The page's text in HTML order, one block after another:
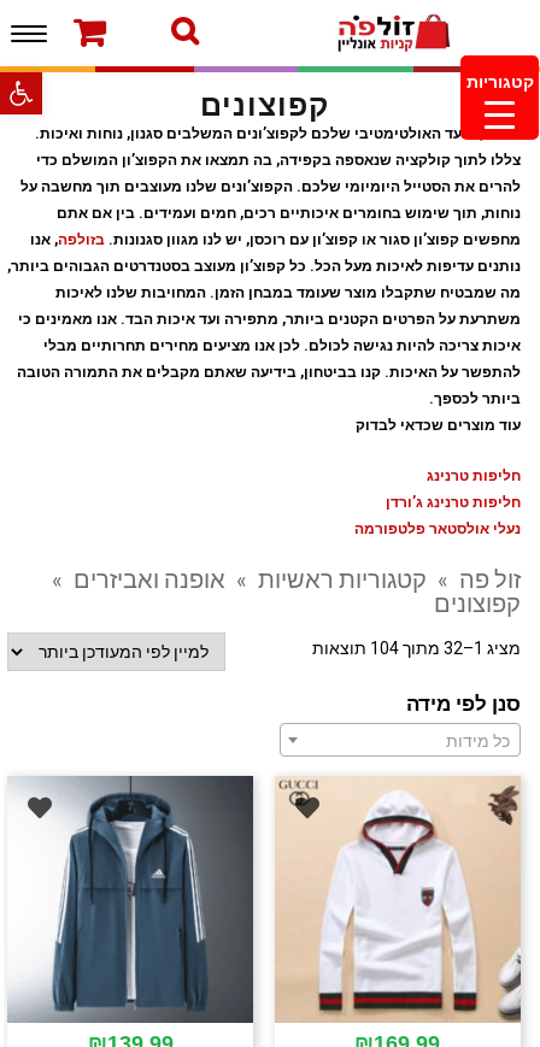
פתח
ברוכים הבאים לחנות של זולפה!
עמוד הבית
משלוחים והחזרות
מוצרים חדשים
צור קשר
מעקב הזמנות
מינימום הזמנה 99.99 ש”ח – משלוח חינם ברכישה
מעל 249.99ש”ח
קפוצונים
זולפה, היעד האולטימטיבי שלכם לקפוצ’ונים המשלבים סגנון, נוחות ואיכות.
צללו לתוך קולקציה שנאספה בקפידה, בה תמצאו את הקפוצ’ון המושלם כדי
להרים את הסטייל היומיומי שלכם. הקפוצ’ונים שלנו מעוצבים תוך מחשבה על
נוחות, תוך שימוש בחומרים איכותיים רכים, חמים ועמידים. בין אם אתם
מחפשים קפוצ’ון סגור או קפוצ’ון עם רוכסן, יש לנו מגוון סגנונות. בזולפה, אנו
נותנים עדיפות לאיכות מעל הכל. כל קפוצ’ון מעוצב בסטנדרטים הגבוהים ביותר,
מה שמבטיח שתקבלו מוצר שעומד במבחן הזמן. המחויבות שלנו לאיכות
משתרעת על הפרטים הקטנים ביותר, מתפירה ועד איכות הבד. אנו מאמינים כי
איכות צריכה להיות נגישה לכולם. לכן אנו מציעים מחירים תחרותיים מבלי
להתפשר על האיכות. קנו בביטחון, בידיעה שאתם מקבלים את התמורה הטובה
ביותר לכספך.
עוד מוצרים שכדאי לבדוק
חליפות טרנינג
חליפות טרנינג ג’ורדן
נעלי אולסטאר פלטפורמה
זול פה » קטגוריות ראשיות » אופנה ואביזרים »
קפוצונים
מציג 1–32 מתוך 104 תוצאות
סנן לפי מידה
כל מידות
קטגוריות